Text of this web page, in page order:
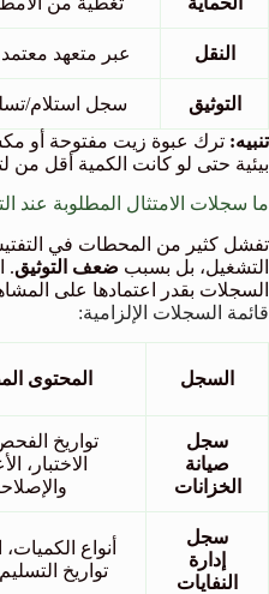
النقل عبر متعهد معتمد
التوثيق
سجل استلام/
تنبيه: ترك عبوة زيت مفتوحة أو
بيئية حتى لو كانت الكمية أقل من
ما سجلات الامتثال المطلوبة عند
تفشل كثير من المحطات في
التشغيل، بل بسبب ضعف التوثيق.
السجلات بقدر اعتمادها على
قائمة السجلات الإلزامية:
السجل المحتوى
سجل
صيانة
الخزانات
تواريخ
الاختبار،
سجل
إدارة
النفايات
أنواع الكميات،
تواريخ